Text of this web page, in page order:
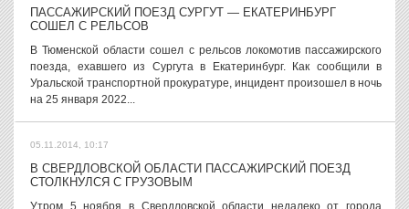
ПАССАЖИРСКИЙ ПОЕЗД СУРГУТ — ЕКАТЕРИНБУРГ
СОШЕЛ С РЕЛЬСОВ
В Тюменской области сошел с рельсов локомотив пассажирского
поезда, ехавшего из Сургута в Екатеринбург. Как сообщили в
Уральской транспортной прокуратуре, инцидент произошел в ночь
на 25 января 2022...
05.11.2014, 10:17
В СВЕРДЛОВСКОЙ ОБЛАСТИ ПАССАЖИРСКИЙ ПОЕЗД
СТОЛКНУЛСЯ С ГРУЗОВЫМ
Утром 5 ноября в Свердловской области недалеко от города